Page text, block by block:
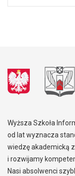
Wyższa Szkoła
od lat wyznacza
wiedzę akademicką
i rozwijamy
Nasi absolwenci